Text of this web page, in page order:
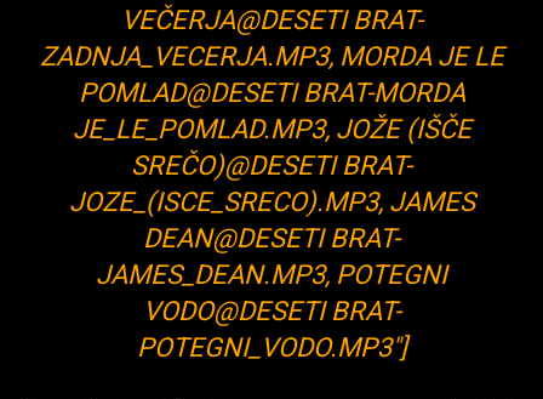
VEČERJA@DESETI BRAT-
ZADNJA_VECERJA.MP3, MORDA JE LE
POMLAD@DESETI BRAT-MORDA
JE_LE_POMLAD.MP3, JOŽE (IŠČE
SREČO)@DESETI BRAT-
JOZE_(ISCE_SRECO).MP3, JAMES
DEAN@DESETI BRAT-
JAMES_DEAN.MP3, POTEGNI
VODO@DESETI BRAT-
POTEGNI_VODO.MP3″]